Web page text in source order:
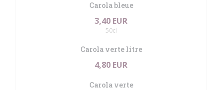
Carola bleue
3,40 EUR
50cl
Carola verte litre
4,80 EUR
Carola verte